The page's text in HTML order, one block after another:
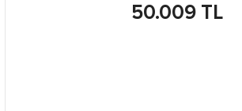
50.009 TL